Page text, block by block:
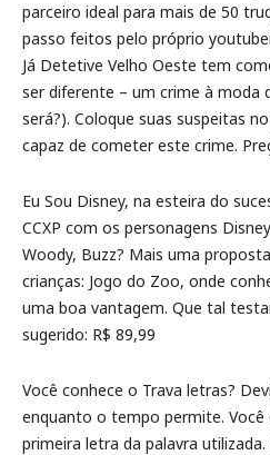
parceiro ideal para mais de 50
passo feitos pelo próprio
Já Detetive Velho Oeste tem
ser diferente – um crime à moda
será?). Coloque suas suspeitas
capaz de cometer este crime.
Eu Sou Disney, na esteira do
CCXP com os personagens
Woody, Buzz? Mais uma
crianças: Jogo do Zoo, onde
uma boa vantagem. Que tal
sugerido: R$ 89,99
Você conhece o Trava letras?
enquanto o tempo permite. Você
primeira letra da palavra